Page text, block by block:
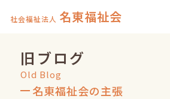
社会福祉法人 名東福祉会
旧ブログ
Old Blog
名東福祉会の主張